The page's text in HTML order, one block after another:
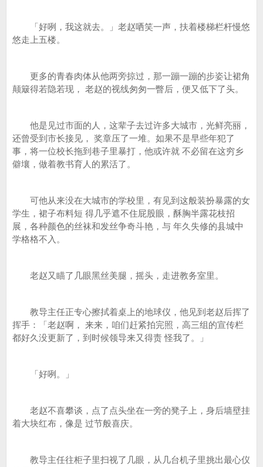
「好咧，我这就去。」老赵哂笑一声，扶着楼梯栏杆慢悠
悠走上五楼。
更多的青春肉体从他两旁掠过，那一蹦一蹦的步姿让裙角
颠簸得若隐若现， 老赵的视线匆匆一瞥后，便又低下了头。
他是见过市面的人，这辈子去过许多大城市，光鲜亮丽，
还曾受到市长接见， 奖章压了一堆。如果不是早些年犯了
事，将一位校长拖到巷子里暴打，他或许就 不必留在这穷乡
僻壤，做着教书育人的累活了。
可他从来没在大城市的学校里，有见到这般装扮暴露的女
学生，裙子布料短 得几乎遮不住屁股眼，酥胸半露花枝招
展，各种颜色的丝袜和发丝争奇斗艳，与 年久失修的县城中
学格格不入。
老赵又瞄了几眼黑丝美腿，摇头，走进教务室里。
教导主任正专心擦拭着桌上的地球仪，他见到老赵后挥了
挥手：「老赵啊， 来来，咱们赶紧拍完照，高三组的宣传栏
都好久没更新了，到时候领导来又得责 怪我了。」
「好咧。」
老赵不喜攀谈，点了点头坐在一旁的凳子上，身后墙壁挂
着大块红布，像是 过节般喜庆。
教导主任往柜子里扫视了几眼，从几台机子里挑出最心仪